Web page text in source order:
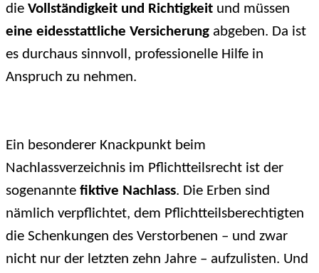
die Vollständigkeit und Richtigkeit und müssen
eine eidesstattliche Versicherung abgeben. Da ist
es durchaus sinnvoll, professionelle Hilfe in
Anspruch zu nehmen.
Ein besonderer Knackpunkt beim
Nachlassverzeichnis im Pflichtteilsrecht ist der
sogenannte fiktive Nachlass. Die Erben sind
nämlich verpflichtet, dem Pflichtteilsberechtigten
die Schenkungen des Verstorbenen – und zwar
nicht nur der letzten zehn Jahre – aufzulisten. Und